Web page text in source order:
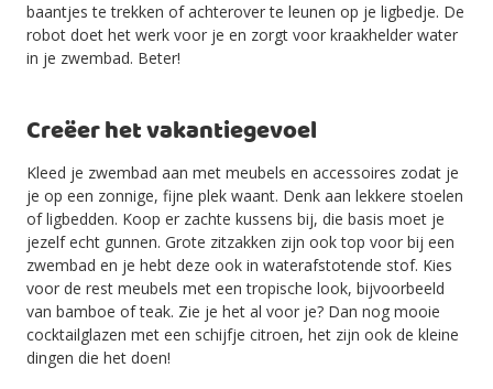
baantjes te trekken of achterover te leunen op je ligbedje. De
robot doet het werk voor je en zorgt voor kraakhelder water
in je zwembad. Beter!
Creëer het vakantiegevoel
Kleed je zwembad aan met meubels en accessoires zodat je
je op een zonnige, fijne plek waant. Denk aan lekkere stoelen
of ligbedden. Koop er zachte kussens bij, die basis moet je
jezelf echt gunnen. Grote zitzakken zijn ook top voor bij een
zwembad en je hebt deze ook in waterafstotende stof. Kies
voor de rest meubels met een tropische look, bijvoorbeeld
van bamboe of teak. Zie je het al voor je? Dan nog mooie
cocktailglazen met een schijfje citroen, het zijn ook de kleine
dingen die het doen!